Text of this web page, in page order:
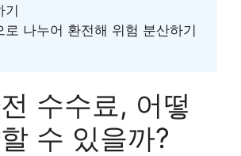
기
로 나누어 환전해 위험 분산하기
수수료, 어떻
수 있을까?